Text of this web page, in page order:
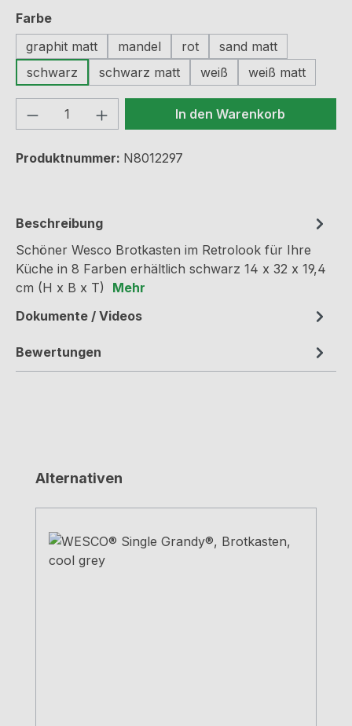
Farbeauswählen
graphit matt
mandel rot
sand matt
schwarz
schwarz matt weiß weiß matt
Produkt Anzahl: Gib denIn den Warenkorb
Produktnummer: N8012297
Beschreibung
Schöner Wesco Brotkasten im Retrolook für Ihre
Küche in 8 Farben erhältlich schwarz 14 x 32 x 19,4
cm (H x B x T) Mehr
Dokumente / Videos
Bewertungen
Produktgalerie überspringen
Alternativen